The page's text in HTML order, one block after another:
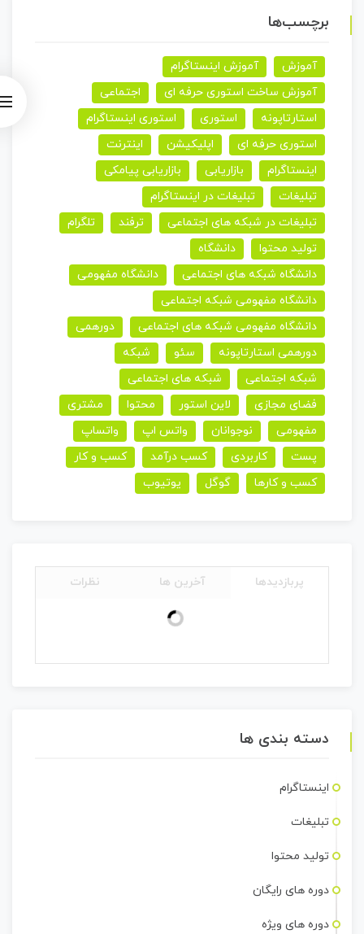
برچسب‌ها
آموزش
آموزش اینستاگرام
آموزش ساخت استوری حرفه ای
اجتماعی
استارتاپونه
استوری
استوری اینستاگرام
استوری حرفه ای
اپلیکیشن
اینترنت
اینستاگرام
بازاریابی
بازاریابی پیامکی
تبلیغات
تبلیغات در اینستاگرام
تبلیغات در شبکه های اجتماعی
ترفند
تلگرام
تولید محتوا
دانشگاه
دانشگاه شبکه های اجتماعی
دانشگاه مفهومی
دانشگاه مفهومی شبکه اجتماعی
دانشگاه مفهومی شبکه های اجتماعی
دورهمی
دورهمی استارتاپونه
سئو
شبکه
شبکه اجتماعی
شبکه های اجتماعی
فضای مجازی
لاین استور محتوا
مشتری
مفهومی
نوجوانان واتس اپ
واتساپ
پست
کاربردی کسب درآمد
کسب و کار
کسب و کارها
گوگل یوتیوب
پربازدیدها آخرین ها نظرات
دسته بندی ها
اینستاگرام
تبلیغات
تولید محتوا
دوره های رایگان
دوره های ویژه